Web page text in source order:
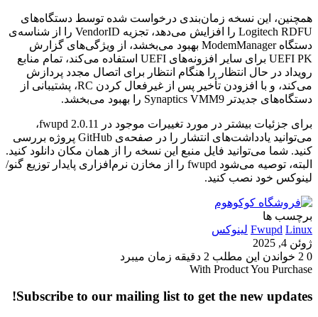
همچنین، این نسخه زمان‌بندی درخواست شده توسط دستگاه‌های
Logitech RDFU را افزایش می‌دهد، تجزیه VendorID را از شناسه‌ی
دستگاه ModemManager بهبود می‌بخشد، از ویژگی‌های گزارش
UEFI PK برای سایر افزونه‌های UEFI استفاده می‌کند، تمام منابع
رویداد در حال انتظار را هنگام انتظار برای اتصال مجدد پردازش
می‌کند، و با افزودن تأخیر پس از غیرفعال کردن RC، پشتیبانی از
دستگاه‌های جدیدتر Synaptics VMM9 را بهبود می‌بخشد.
برای جزئیات بیشتر در مورد تغییرات موجود در fwupd 2.0.11،
می‌توانید یادداشت‌های انتشار را در صفحه‌ی GitHub پروژه بررسی
کنید. شما می‌توانید فایل منبع این نسخه را از همان مکان دانلود کنید.
البته، توصیه می‌شود fwupd را از مخازن نرم‌افزاری پایدار توزیع گنو/
لینوکس خود نصب کنید.
برچسب ها
Fwupd Linux
لینوکس
ژوئن 4, 2025
0
خواندن این مطلب 2 دقیقه زمان میبرد
With Product You Purchase
Subscribe to our mailing list to get the new updates!